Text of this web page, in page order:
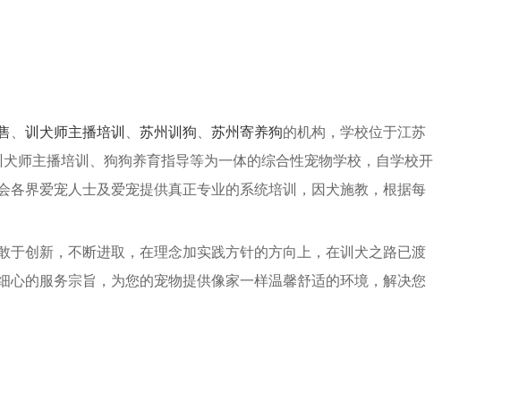
训犬师主播培训 苏州训狗 苏州寄养狗的机构，学校位于江苏
师主播培训、狗狗养育指导等为一体的综合性宠物学校，自学校开
界爱宠人士及爱宠提供真正专业的系统培训，因犬施教，根据每
创新，不断进取，在理念加实践方针的方向上，在训犬之路已渡
的服务宗旨，为您的宠物提供像家一样温馨舒适的环境，解决您